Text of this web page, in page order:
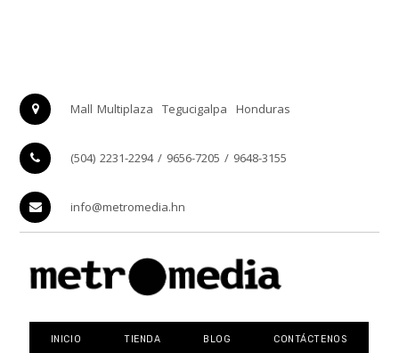
Mall Multiplaza Tegucigalpa Honduras
(504) 2231-2294 / 9656-7205 / 9648-3155
info@metromedia.hn
INICIO TIENDA BLOG CONTÁCTENOS